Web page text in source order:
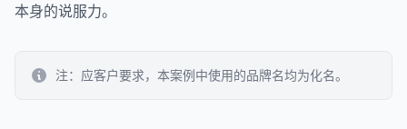
本身的说服力。
注：应客户要求，本案例中使用的品牌名均为化名。